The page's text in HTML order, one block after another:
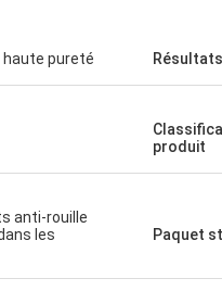
haute pureté Résultats
produit
anti-rouille
les
Paquet